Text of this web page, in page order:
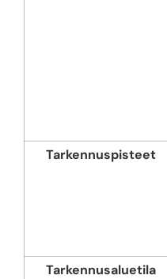
Tarkennuspisteet
Tarkennusaluetila